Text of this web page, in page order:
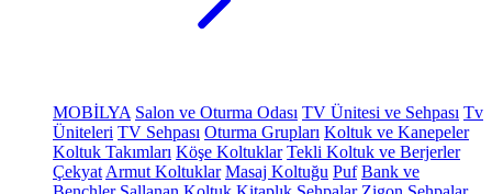
MOBİLYA Salon ve Oturma Odası TV Ünitesi ve Sehpası Tv
Üniteleri TV Sehpası Oturma Grupları Koltuk ve Kanepeler
Koltuk Takımları Köşe Koltuklar Tekli Koltuk ve Berjerler
Çekyat Armut Koltuklar Masaj Koltuğu Puf Bank ve